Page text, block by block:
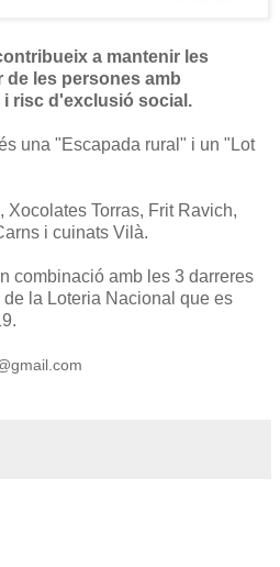
a mantenir les
les persones amb
risc d'exclusió social.
una "Escapada rural" i un "Lot
Xocolates Torras, Frit Ravich,
i cuinats Vilà.
combinació amb les 3 darreres
la Loteria Nacional que es